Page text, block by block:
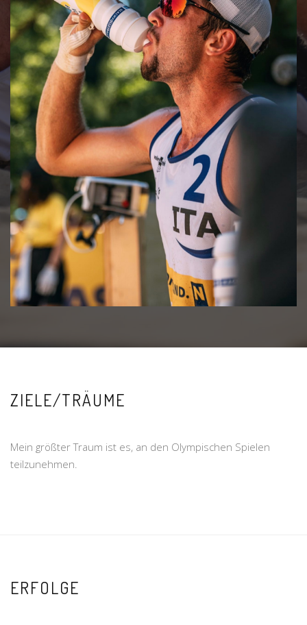
ZIELE/TRÄUME
Mein größter Traum ist es, an den Olympischen Spielen
teilzunehmen.
ERFOLGE